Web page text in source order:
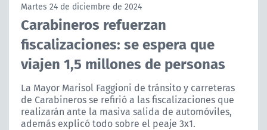
ACTUALIDAD Y TENDENCIAS
CORPORATIVO Y TRANSPARENCIA
CANAL DE DENUNCIAS
ÁREA DE PROYECTOS
Martes 24 de diciembre de 2024
Carabineros refuerzan
fiscalizaciones: se espera que
viajen 1,5 millones de personas
La Mayor Marisol Faggioni de tránsito y carreteras
de Carabineros se refirió a las fiscalizaciones que
realizarán ante la masiva salida de automóviles,
además explicó todo sobre el peaje 3x1.